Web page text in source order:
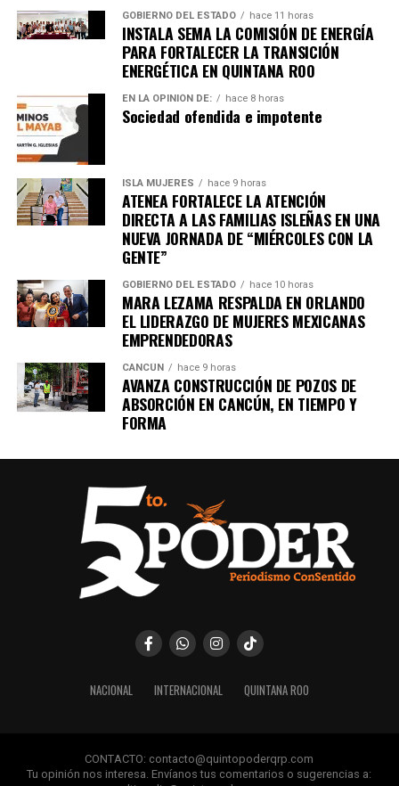
Recibe las noticias al instante
Únete al canal oficial de WhatsApp de
Quinto Podery recibe las noticias más
importantes de Quintana Roo directamente
en tu teléfono.
Unirme al canal de WhatsApp
GOBIERNO DEL ESTADO hace 11 horas
INSTALA SEMA LA COMISIÓN DE ENERGÍA
PARA FORTALECER LA TRANSICIÓN
ENERGÉTICA EN QUINTANA ROO
EN LA OPINIÓN DE: hace 8 horas
Sociedad ofendida e impotente
ISLA MUJERES hace 9 horas
ATENEA FORTALECE LA ATENCIÓN
DIRECTA A LAS FAMILIAS ISLEÑAS EN UNA
NUEVA JORNADA DE “MIÉRCOLES CON LA
GENTE”
GOBIERNO DEL ESTADO hace 10 horas
MARA LEZAMA RESPALDA EN ORLANDO
EL LIDERAZGO DE MUJERES MEXICANAS
EMPRENDEDORAS
CANCÚN hace 9 horas
AVANZA CONSTRUCCIÓN DE POZOS DE
ABSORCIÓN EN CANCÚN, EN TIEMPO Y
FORMA
NACIONAL INTERNACIONAL QUINTANA ROO
CONTACTO: contacto@quintopoderqrp.com
Tu opinión nos interesa. Envíanos tus comentarios o sugerencias a: